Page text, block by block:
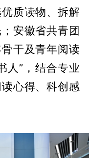
质读物、拆解
安徽省共青团
干及青年阅读
人”，结合专业
心得、科创感